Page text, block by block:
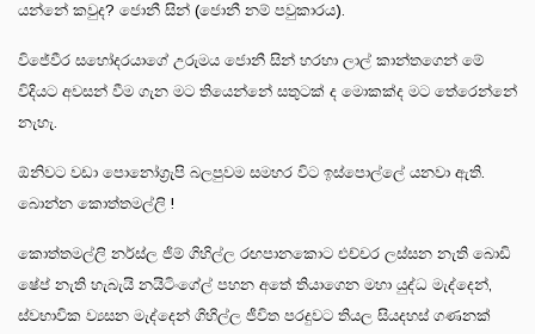
යන්නේ කවුද? ජොනී සින් (ජොනී නම් පවුකාරය).
විජේවීර සහෝදරයාගේ උරුමය ජොනී සින් හරහා ලාල් කාන්තගෙන් මේ
විදියට අවසන් වීම ගැන මට තියෙන්නේ සතුටක් ද මොකක්ද මට තේරෙන්නේ
නැහැ.
ඕනිවට වඩා පොනෝග්‍රැපි බලපුවම සමහර විට ඉස්පොල්ලේ යනවා ඇති.
බොන්න කොත්තමල්ලි !
කොත්තමල්ලි නර්ස්ල ජිම් ගිහිල්ල රඟපානකොට එච්චර ලස්සන නැති බොඩි
ෂේප් නැති හැබැයි නයිටිංගේල් පහන අතේ තියාගෙන මහා යුද්ධ මැද්දෙන්,
ස්වභාවික ව්‍යසන මැද්දෙන් ගිහිල්ල ජීවිත පරදුවට තියල සියදහස් ගණනක්